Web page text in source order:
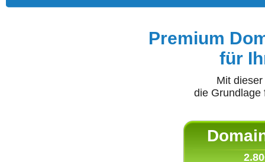
Premium
für
Mit
die